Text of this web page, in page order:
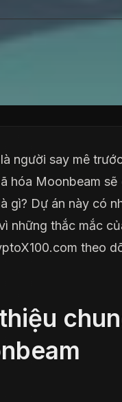
người say mê
hóa Moonbeam
gì? Dự án này có
những thắc mắc
theo